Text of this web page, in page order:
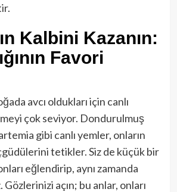
Kalbini Kazanın:
Favori
avcı oldukları için canlı
çok seviyor. Dondurulmuş
gibi canlı yemler, onların
tetikler. Siz de küçük bir
eğlendirip, aynı zamanda
açın; bu anlar, onları